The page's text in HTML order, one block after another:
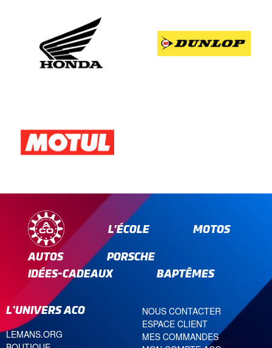
L’ÉCOLE
MOTOS
AUTOS
PORSCHE
IDÉES-CADEAUX
BAPTÊMES
L'UNIVERS ACO
LEMANS.ORG
NOUS CONTACTER
ESPACE CLIENT
MES COMMANDES